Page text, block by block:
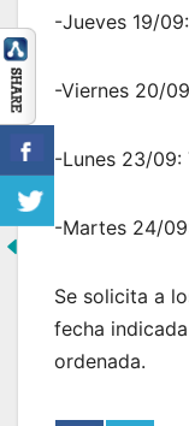
-Jueves 19/
-Viernes 20/
-Lunes 23/09:
-Martes 24/
Se solicita a
fecha
ordenada.